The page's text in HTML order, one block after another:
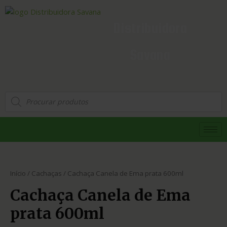
Início / Cachaças / Cachaça Canela de Ema prata 600ml
Cachaça Canela de Ema
prata 600ml